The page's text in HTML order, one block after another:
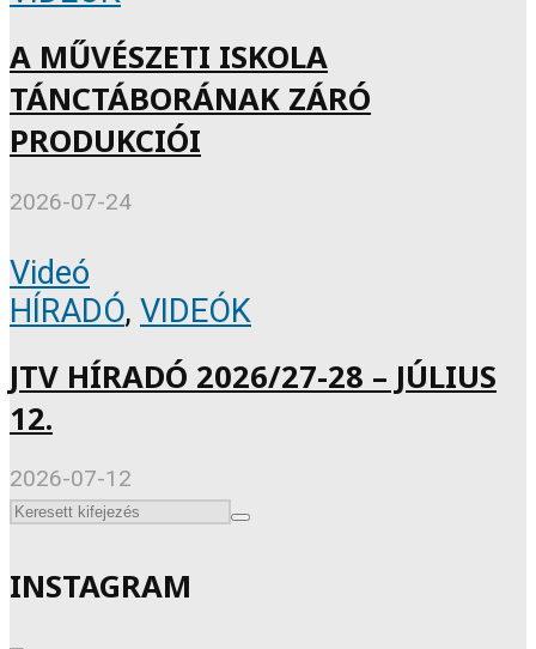
A MŰVÉSZETI ISKOLA
TÁNCTÁBORÁNAK ZÁRÓ
PRODUKCIÓI
2026-07-24
Videó
HÍRADÓ, VIDEÓK
JTV HÍRADÓ 2026/27-28 – JÚLIUS
12.
2026-07-12
INSTAGRAM